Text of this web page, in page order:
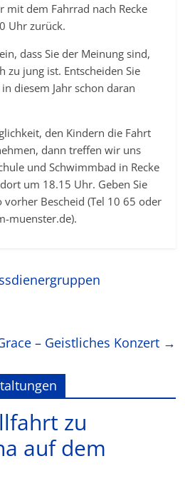
dem Fahrrad nach Recke
Uhr zurück.
dass Sie der Meinung sind,
zu jung ist. Entscheiden Sie
diesem Jahr schon daran
den Kindern die Fahrt
dann treffen wir uns
und Schwimmbad in Recke
um 18.15 Uhr. Geben Sie
Bescheid (Tel 10 65 oder
muenster.de).
– Geistliches Konzert →
zu
auf dem